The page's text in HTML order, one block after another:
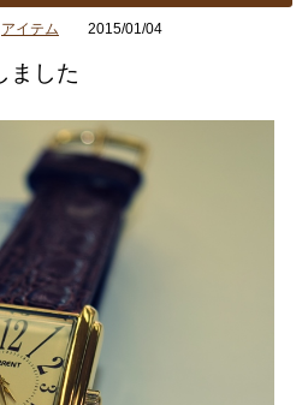
アイテム 2015/01/04
ました